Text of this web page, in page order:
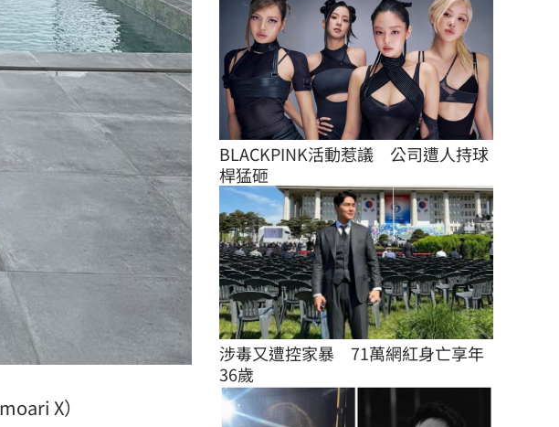
X）
BLACKPINK活動惹議　公司遭人持球
桿猛砸
涉毒又遭控家暴　71萬網紅身亡享年
36歲